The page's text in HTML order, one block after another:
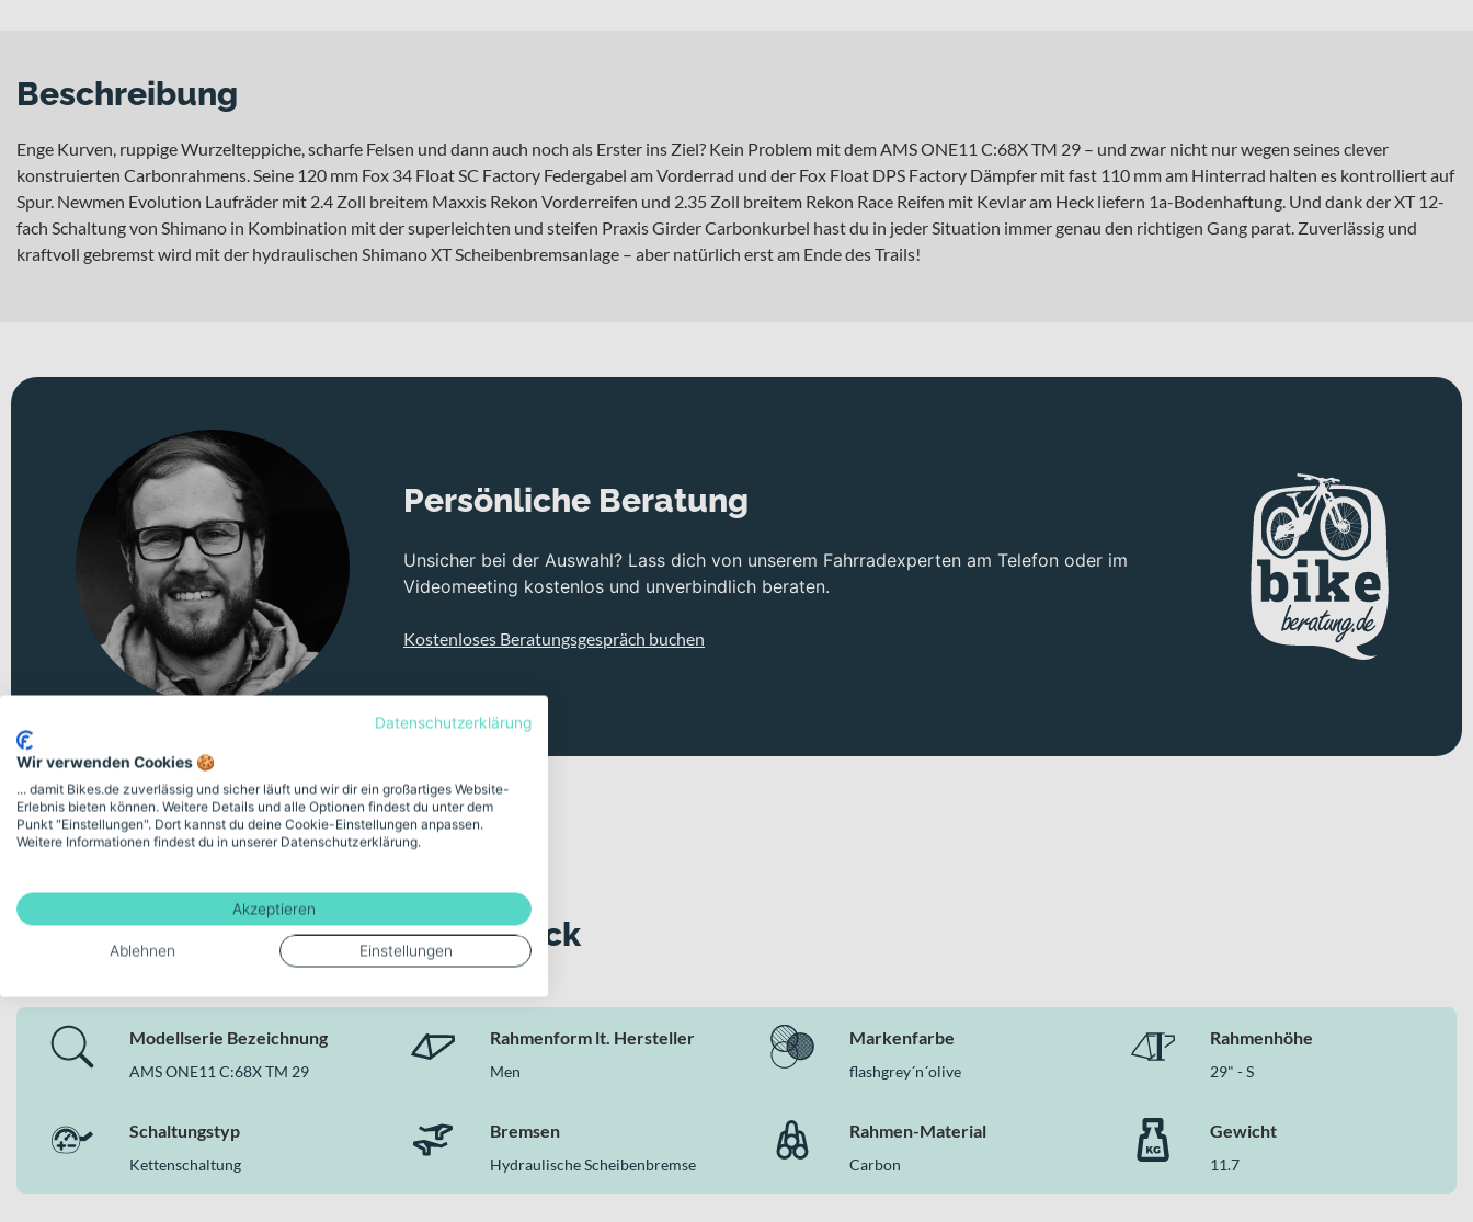
Beschreibung
Enge Kurven, ruppige Wurzelteppiche, scharfe Felsen und dann auch noch als Erster ins Ziel? Kein Problem mit dem AMS ONE11 C:68X TM 29 – und zwar nicht nur wegen seines clever
konstruierten Carbonrahmens. Seine 120 mm Fox 34 Float SC Factory Federgabel am Vorderrad und der Fox Float DPS Factory Dämpfer mit fast 110 mm am Hinterrad halten es kontrolliert auf
Spur. Newmen Evolution Laufräder mit 2.4 Zoll breitem Maxxis Rekon Vorderreifen und 2.35 Zoll breitem Rekon Race Reifen mit Kevlar am Heck liefern 1a-Bodenhaftung. Und dank der XT 12-
fach Schaltung von Shimano in Kombination mit der superleichten und steifen Praxis Girder Carbonkurbel hast du in jeder Situation immer genau den richtigen Gang parat. Zuverlässig und
kraftvoll gebremst wird mit der hydraulischen Shimano XT Scheibenbremsanlage – aber natürlich erst am Ende des Trails!
Persönliche Beratung
Unsicher bei der Auswahl? Lass dich von unserem Fahrradexperten am Telefon oder im
Videomeeting kostenlos und unverbindlich beraten.
Kostenloses Beratungsgespräch buchen
Deine Bike-Features auf einen Blick
Modellserie Bezeichnung
AMS ONE11 C:68X TM 29
Rahmenform lt. Hersteller
Men
Markenfarbe
flashgrey´n´olive
Rahmenhöhe
29" - S
Schaltungstyp
Kettenschaltung
Bremsen
Hydraulische Scheibenbremse
Rahmen-Material
Carbon
Gewicht
11.7
Datenschutzerklärung
Wir verwenden Cookies 🍪
... damit Bikes.de zuverlässig und sicher läuft und wir dir ein großartiges Website-
Erlebnis bieten können. Weitere Details und alle Optionen findest du unter dem
Punkt "Einstellungen". Dort kannst du deine Cookie-Einstellungen anpassen.
Weitere Informationen findest du in unserer Datenschutzerklärung.
Akzeptieren
Ablehnen Einstellungen